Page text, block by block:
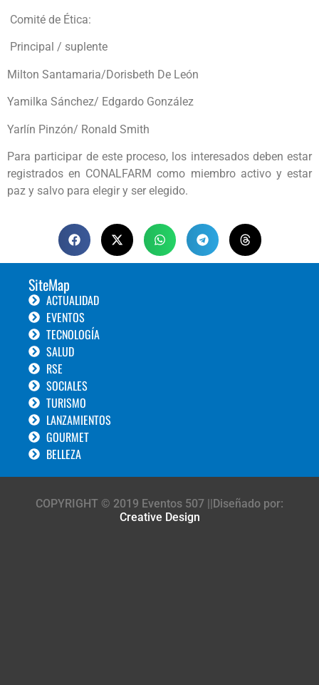
Comité de Ética:
Principal / suplente
Milton Santamaria/Dorisbeth De León
Yamilka Sánchez/ Edgardo González
Yarlín Pinzón/ Ronald Smith
Para participar de este proceso, los interesados deben estar
registrados en CONALFARM como miembro activo y estar
paz y salvo para elegir y ser elegido.
SiteMap
ACTUALIDAD
EVENTOS
TECNOLOGÍA
SALUD
RSE
SOCIALES
TURISMO
LANZAMIENTOS
GOURMET
BELLEZA
COPYRIGHT © 2019 Eventos 507 ||Diseñado por:
Creative Design